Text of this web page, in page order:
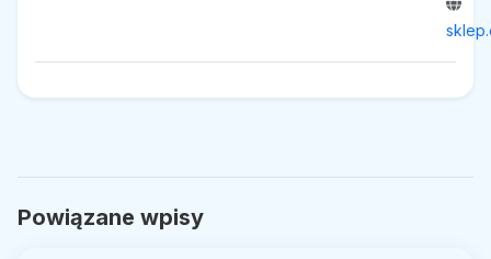
Powiązane wpisy